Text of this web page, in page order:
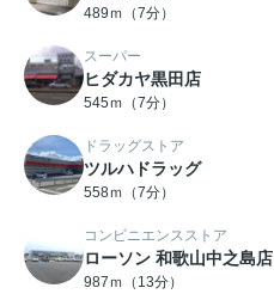
489ｍ（7分）
スーパー
ヒダカヤ黒田店
545ｍ（7分）
ドラッグストア
ツルハドラッグ
558ｍ（7分）
コンビニエンスストア
ローソン 和歌山中之島店
987ｍ（13分）